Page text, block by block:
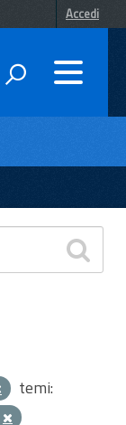
Accedi
temi: